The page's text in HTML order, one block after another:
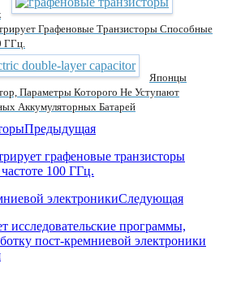
Графеновые Транзисторы Способные
ГГц.
Японцы
Параметры Которого Не Уступают
Аккумуляторных Батарей
Предыдущая
графеновые транзисторы
100 ГГц.
Следующая
исследовательские программы,
пост-кремниевой электроники